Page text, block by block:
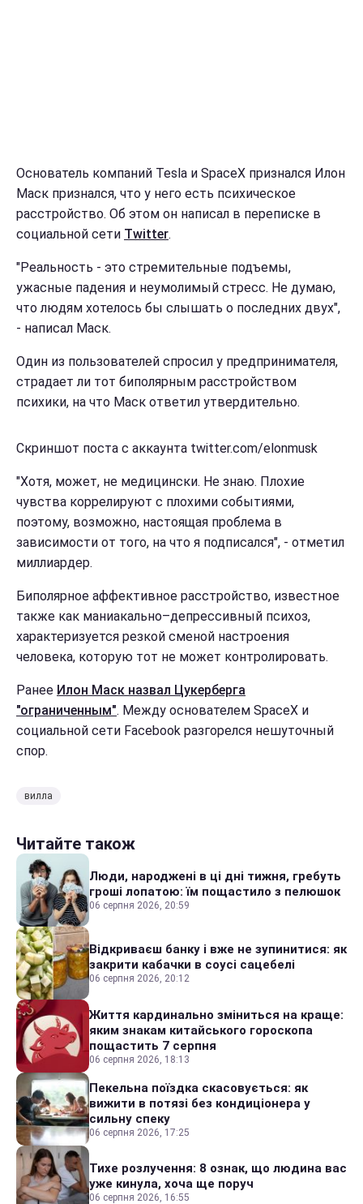
Основатель компаний Tesla и SpaceX признался Илон
Маск признался, что у него есть психическое
расстройство. Об этом он написал в переписке в
социальной сети Twitter.
"Реальность - это стремительные подъемы,
ужасные падения и неумолимый стресс. Не думаю,
что людям хотелось бы слышать о последних двух",
- написал Маск.
Один из пользователей спросил у предпринимателя,
страдает ли тот биполярным расстройством
психики, на что Маск ответил утвердительно.
Скриншот поста с аккаунта twitter.com/elonmusk
"Хотя, может, не медицински. Не знаю. Плохие
чувства коррелируют с плохими событиями,
поэтому, возможно, настоящая проблема в
зависимости от того, на что я подписался", - отметил
миллиардер.
Биполярное аффективное расстройство, известное
также как маниакально–депрессивный психоз,
характеризуется резкой сменой настроения
человека, которую тот не может контролировать.
Ранее Илон Маск назвал Цукерберга
"ограниченным". Между основателем SpaceX и
социальной сети Facebook разгорелся нешуточный
спор.
вилла
Читайте також
Люди, народжені в ці дні тижня, гребуть
гроші лопатою: їм пощастило з пелюшок
06 серпня 2026, 20:59
Відкриваєш банку і вже не зупинитися: як
закрити кабачки в соусі сацебелі
06 серпня 2026, 20:12
Життя кардинально зміниться на краще:
яким знакам китайського гороскопа
пощастить 7 серпня
06 серпня 2026, 18:13
Пекельна поїздка скасовується: як
вижити в потязі без кондиціонера у
сильну спеку
06 серпня 2026, 17:25
Тихе розлучення: 8 ознак, що людина вас
уже кинула, хоча ще поруч
06 серпня 2026, 16:55